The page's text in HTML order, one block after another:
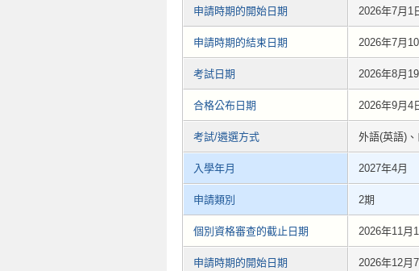
申請時期的開始日期 2026年7月1
申請時期的結束日期 2026年7月
考試日期 2026年8月19
合格公布日期 2026年9月4
考試/遴選方式 外語(英語)
入學年月 2027年4月
申請類別 2期
個別資格審查的截止日期 2026年11月
申請時期的開始日期 2026年12月7